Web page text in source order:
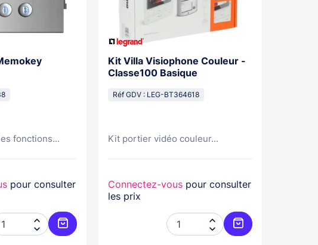
fonctions...
pour consulter


Ajouter au panier
Kit Villa Visiophone Couleur -
Classe100 Basique
Réf GDV : LEG-BT364618
Kit portier vidéo couleur...
Connectez-vous pour consulter
les prix


Ajouter au panier